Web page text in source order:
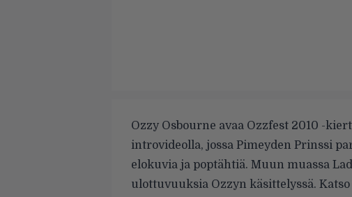
Ozzy Osbourne avaa Ozzfest 2010 -
introvideolla, jossa Pimeyden Prinssi
elokuvia ja poptähtiä. Muun muassa
ulottuvuuksia Ozzyn käsittelyssä. Katso